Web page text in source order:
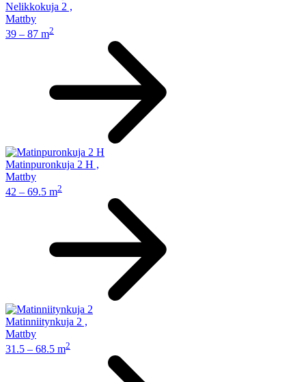
Nelikkokuja 2 ,
Mattby
39 – 87 m2
Matinpuronkuja 2 H ,
Mattby
42 – 69.5 m2
Matinniitynkuja 2 ,
Mattby
31.5 – 68.5 m2